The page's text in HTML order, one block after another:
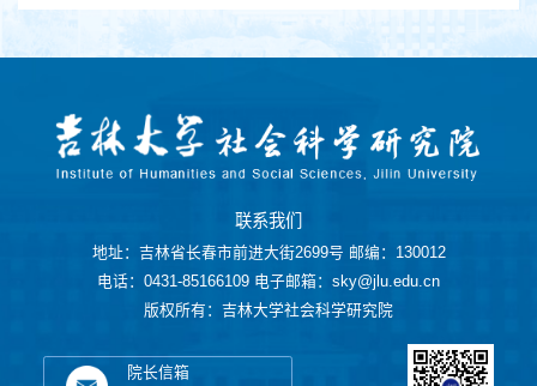
联系我们
地址：吉林省长春市前进大街2699号 邮编：130012
电话：0431-85166109 电子邮箱：sky@jlu.edu.cn
版权所有：吉林大学社会科学研究院
院长信箱